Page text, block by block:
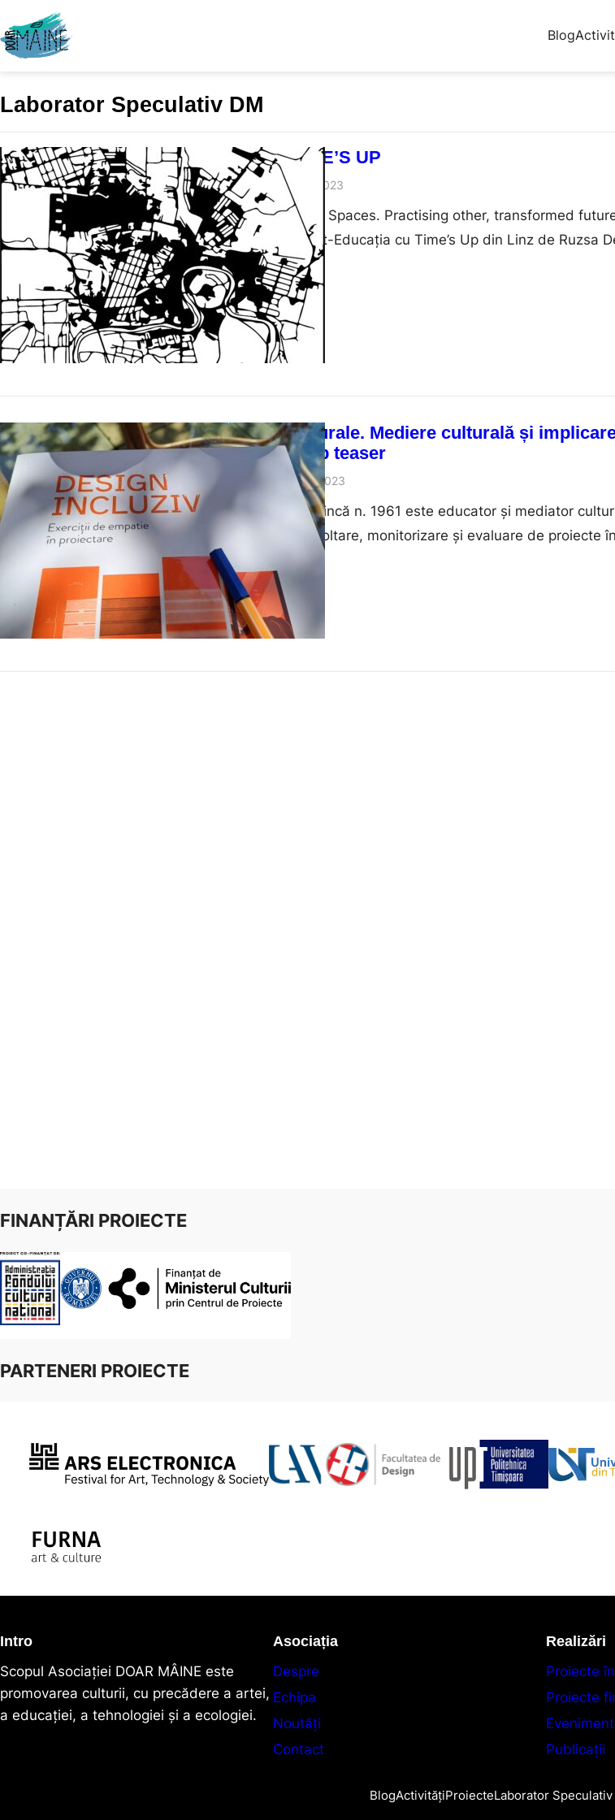
Blog
Laborator Speculativ DM
ATELIER TIME’S UP
Nita Mocanu 03/11/2023
,,Prefigure Urban Spaces. Practising other, transformed
organizat de Post-Educația cu Time’s Up din Linz de Ruzsa
preluat de pe Criticarad.ro Atelierul este realizat de membrii
organizației Time’s Up din Linz Austria. Time’s Up își
sediul din Linz, Austria, din 1996, a expus și a colaborat cu un
de…
Proiecte culturale. Mediere culturală și
– 2 ateliere tip teaser
09/10/2023
Mihaela ‘Miha’ Tilincă n. 1961 este educator și mediator
implicată în dezvoltare, monitorizare și evaluare de proiecte
educație, formare, cercetare și concepere de programe de
culturală. În ultimii douăzeci și cinci de ani a a dezvoltat și
proiecte și a făcut mediere culturală pentru British…
FINANȚĂRI PROIECTE
PARTENERI PROIECTE
Intro
Scopul Asociaţiei DOAR MÂINE este
promovarea culturii, cu precădere a artei,
a educației, a tehnologiei și a ecologiei.
Asociația
Despre
Echipa
Noutăți
Contact
Realizări
Proiecte
Proiecte
Publicații
BlogActivitățiProiecteLaborator Speculativ